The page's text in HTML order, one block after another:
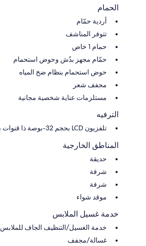
الحمام
أردية حمّام
تتوفر المناشف
حمام 1 خاص
حمّام مجهز بدُش وحوض استحمام
حوض استحمام بنظام ضخ المياه
مجفف شعر
مستلزمات عناية شخصية مجانية
الترفيه
تلفزيون LCD بحجم 32-بوصة ذا قنوات بث مدفوعة الاشتراك
المناطق الخارجية
حديقة
شرفة
شرفة
موقد شواء
خدمة غسيل الملابس
خدمة الغسيل/التنظيف الجاف للملابس
غسالة/مجفف